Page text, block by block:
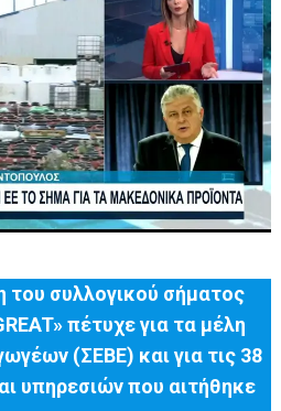
του συλλογικού σήματος
πέτυχε για τα μέλη
(ΣΕΒΕ) και για τις 38
υπηρεσιών που αιτήθηκε